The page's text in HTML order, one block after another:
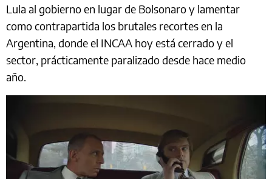
Lula al gobierno en lugar de Bolsonaro y lamentar
como contrapartida los brutales recortes en la
Argentina, donde el INCAA hoy está cerrado y el
sector, prácticamente paralizado desde hace medio
año.